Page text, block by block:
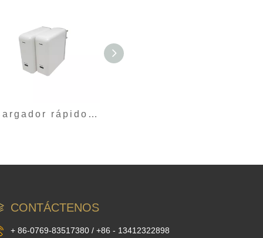
Cargador rápido-SZ-61W-PQ
CONTÁCTENOS
+ 86-0769-83517380 / +86 - 13412322898